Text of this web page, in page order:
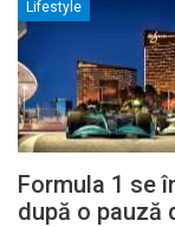
Lifestyle
Formula 1 se
după o pauză